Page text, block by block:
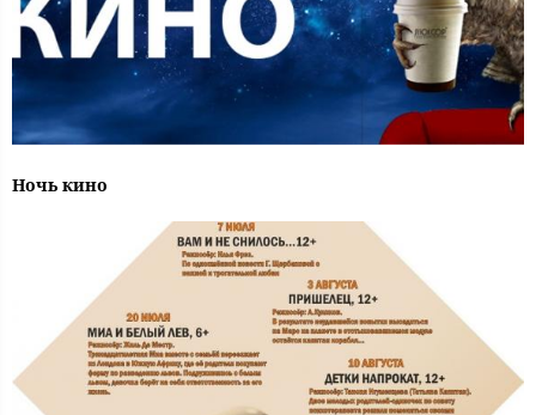
Ночь кино